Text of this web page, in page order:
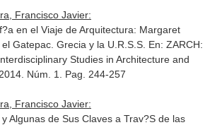
Francisco Javier:
en el Viaje de Arquitectura: Margaret
Gatepac. Grecia y la U.R.S.S. En: ZARCH:
Studies in Architecture and
2014. Núm. 1. Pag. 244-257
Francisco Javier:
Algunas de Sus Claves a Trav?S de las